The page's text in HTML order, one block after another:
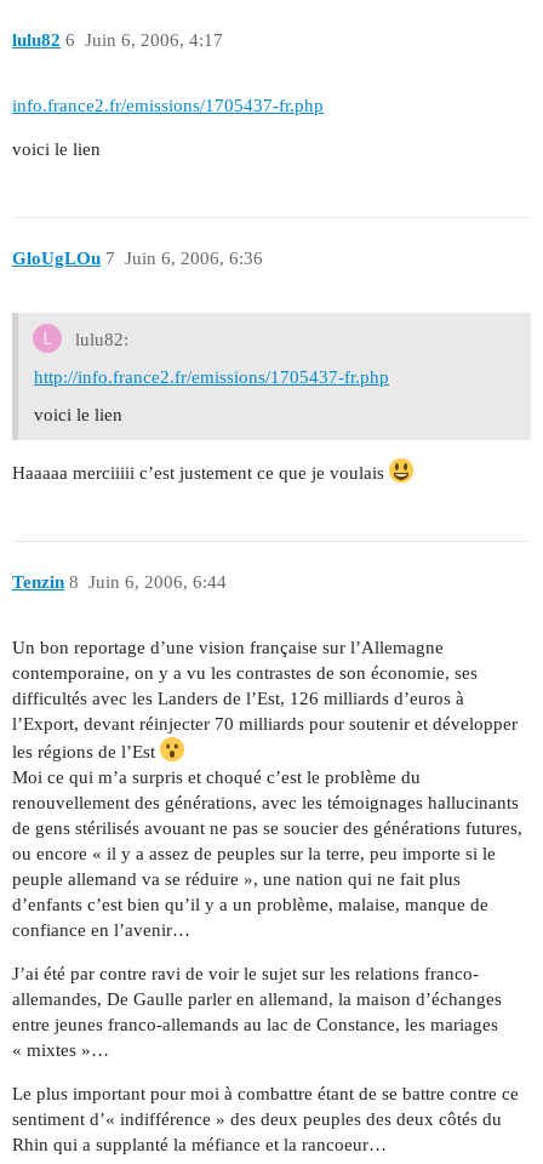
lulu82 Juin 6, 2006, 4:17
6
info.france2.fr/emissions/1705437-fr.php
voici le lien
GloUgLOu Juin 6, 2006, 6:36
7
lulu82:
http://info.france2.fr/emissions/1705437-fr.php
voici le lien
Haaaaa merciiiii c’est justement ce que je voulais
Tenzin Juin 6, 2006, 6:44
8
Un bon reportage d’une vision française sur l’Allemagne
contemporaine, on y a vu les contrastes de son économie, ses
difficultés avec les Landers de l’Est, 126 milliards d’euros à
l’Export, devant réinjecter 70 milliards pour soutenir et développer
les régions de l’Est
Moi ce qui m’a surpris et choqué c’est le problème du
renouvellement des générations, avec les témoignages hallucinants
de gens stérilisés avouant ne pas se soucier des générations futures,
ou encore « il y a assez de peuples sur la terre, peu importe si le
peuple allemand va se réduire », une nation qui ne fait plus
d’enfants c’est bien qu’il y a un problème, malaise, manque de
confiance en l’avenir…
J’ai été par contre ravi de voir le sujet sur les relations franco-
allemandes, De Gaulle parler en allemand, la maison d’échanges
entre jeunes franco-allemands au lac de Constance, les mariages
« mixtes »…
Le plus important pour moi à combattre étant de se battre contre ce
sentiment d’« indifférence » des deux peuples des deux côtés du
Rhin qui a supplanté la méfiance et la rancoeur…